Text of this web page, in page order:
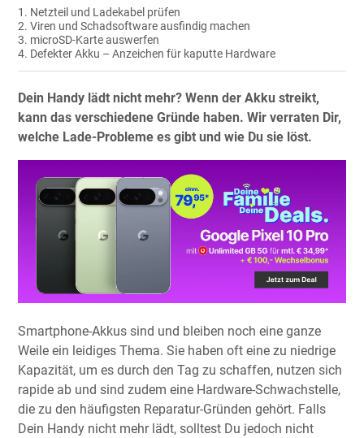
Netzteil und Ladekabel prüfen
Viren und Schadsoftware ausfindig machen
microSD-Karte auswerfen
Defekter Akku – Anzeichen für kaputte Hardware
Dein Handy lädt nicht mehr? Wenn der Akku streikt,
kann das verschiedene Gründe haben. Wir verraten Dir,
welche Lade-Probleme es gibt und wie Du sie löst.
Smartphone-Akkus sind und bleiben noch eine ganze
Weile ein leidiges Thema. Sie haben oft eine zu niedrige
Kapazität, um es durch den Tag zu schaffen, nutzen sich
rapide ab und sind zudem eine Hardware-Schwachstelle,
die zu den häufigsten Reparatur-Gründen gehört. Falls
Dein Handy nicht mehr lädt, solltest Du jedoch nicht